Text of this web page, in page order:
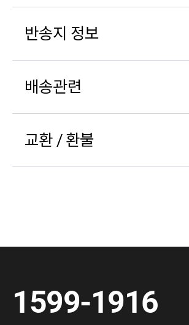
반송지 정보
배송관련
교환 / 환불
1599-1916